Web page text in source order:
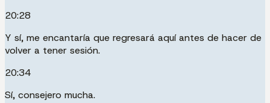
20:28
Y sí, me encantaría que regresará aquí antes de hacer de
volver a tener sesión.
20:34
Sí, consejero mucha.